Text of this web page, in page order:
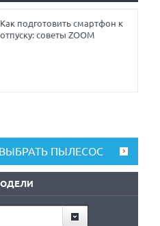
Как подготовить смартфон к
отпуску: советы ZOOM
ПЫЛЕСОС